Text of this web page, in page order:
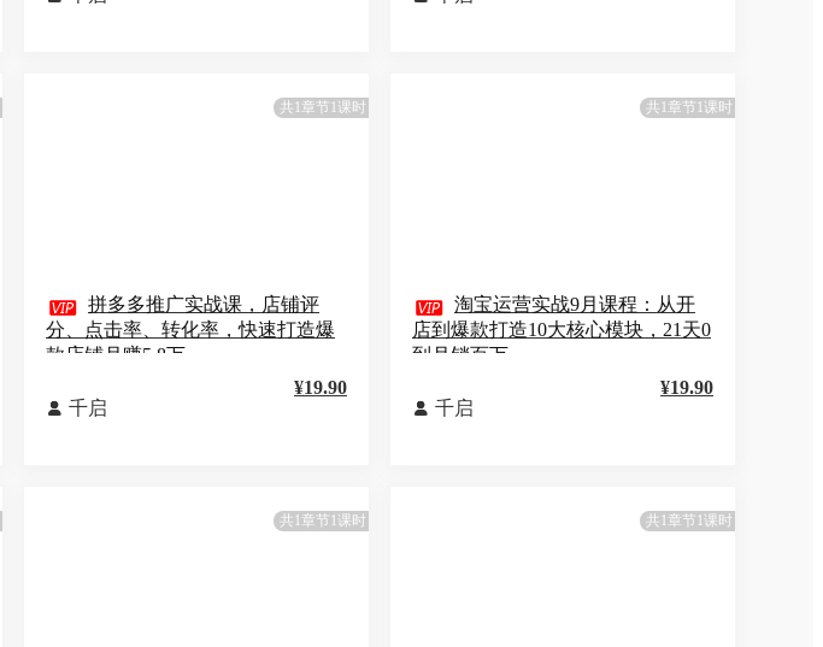
共1章节1课时
 拼多多推广实战课，店铺评
分、点击率、转化率，快速打造爆
款店铺月赚5.8万
 千启
¥19.90
共1章节1课时
 淘宝运营实战9月课程：从开
店到爆款打造10大核心模块，21天0
到月销百万
 千启
¥19.90
共1章节1课时 共1章节1课时